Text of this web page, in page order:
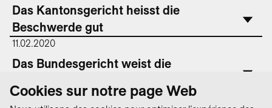
Das Kantonsgericht heisst die
Beschwerde gut
11.02.2020
Das Bundesgericht weist die
Cookies sur notre page Web